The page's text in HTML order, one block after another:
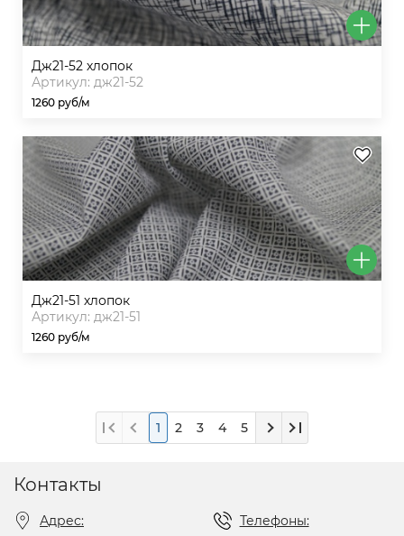
дж21-52 хлопок
Артикул: дж21-52
1260 руб/м
дж21-51 хлопок
Артикул: дж21-51
1260 руб/м
1 2 3 4 5
Контакты
Адрес:
Телефоны: